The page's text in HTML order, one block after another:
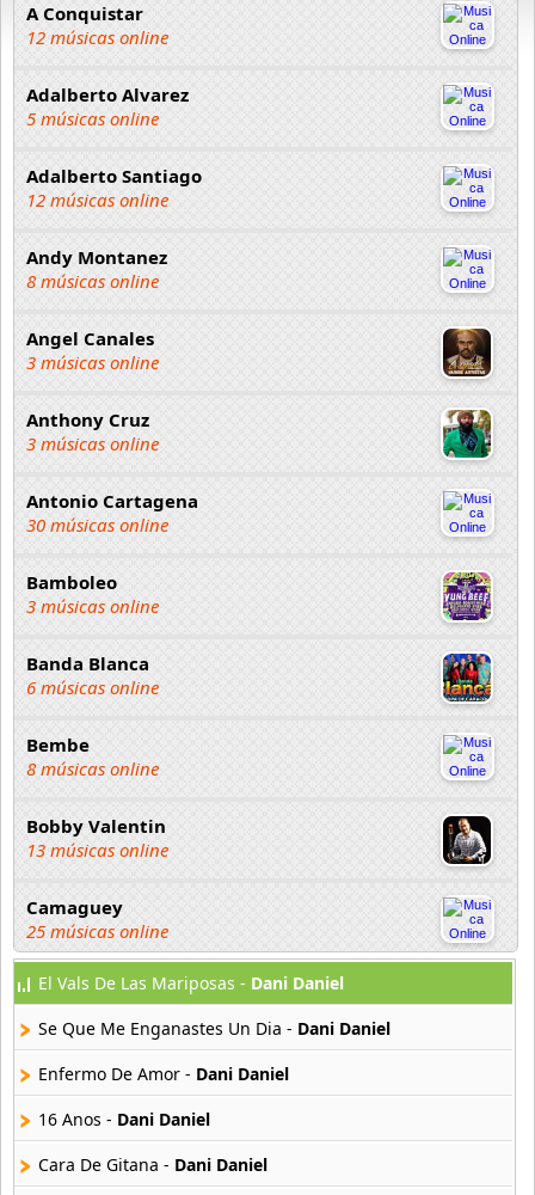
A Conquistar
12 músicas online
Adalberto Alvarez
5 músicas online
Adalberto Santiago
12 músicas online
Andy Montanez
8 músicas online
Angel Canales
3 músicas online
Anthony Cruz
3 músicas online
Antonio Cartagena
30 músicas online
Bamboleo
3 músicas online
Banda Blanca
6 músicas online
Bembe
8 músicas online
Bobby Valentin
13 músicas online
Camaguey
25 músicas online
Caribenos
140 músicas online
Caro Band
4 músicas online
71 músicas online
El Vals De Las Mariposas - Dani Daniel
Se Que Me Enganastes Un Dia - Dani Daniel
Enfermo De Amor - Dani Daniel
16 Anos - Dani Daniel
Cara De Gitana - Dani Daniel